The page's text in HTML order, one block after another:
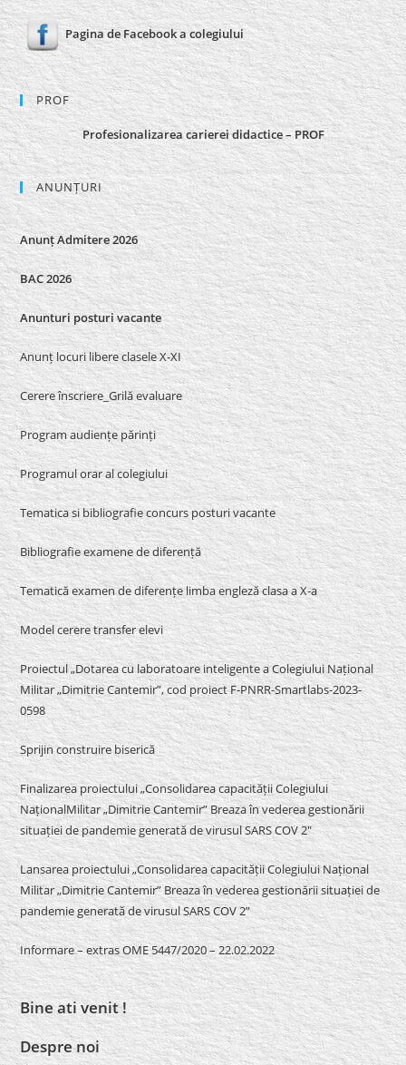
Pagina de Facebook a colegiului
PROF
Profesionalizarea carierei didactice – PROF
ANUNȚURI
Anunț Admitere 2026
BAC 2026
Anunturi posturi vacante
Anunț locuri libere clasele X-XI
Cerere înscriere_Grilă evaluare
Program audiențe părinți
Programul orar al colegiului
Tematica si bibliografie concurs posturi vacante
Bibliografie examene de diferență
Tematică examen de diferențe limba engleză clasa a X-a
Model cerere transfer elevi
Proiectul „Dotarea cu laboratoare inteligente a Colegiului Național
Militar „Dimitrie Cantemir”, cod proiect F-PNRR-Smartlabs-2023-
0598
Sprijin construire biserică
Finalizarea proiectului „Consolidarea capacității Colegiului
NaționalMilitar „Dimitrie Cantemir” Breaza în vederea gestionării
situației de pandemie generată de virusul SARS COV 2″
Lansarea proiectului „Consolidarea capacității Colegiului Național
Militar „Dimitrie Cantemir” Breaza în vederea gestionării situației de
pandemie generată de virusul SARS COV 2”
Informare – extras OME 5447/2020 – 22.02.2022
Bine ati venit !
Despre noi